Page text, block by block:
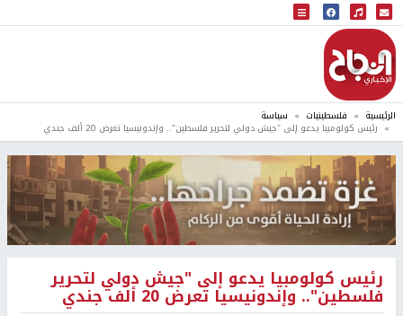
البث المباشر
إذاعة النجاح
الرئيسية فلسطينيات سياسة
رئيس كولومبيا يدعو إلى "جيش دولي لتحرير فلسطين".. وإندونيسيا تعرض 20 ألف جندي
رئيس كولومبيا يدعو إلى "جيش دولي لتحرير
فلسطين".. وإندونيسيا تعرض 20 ألف جندي